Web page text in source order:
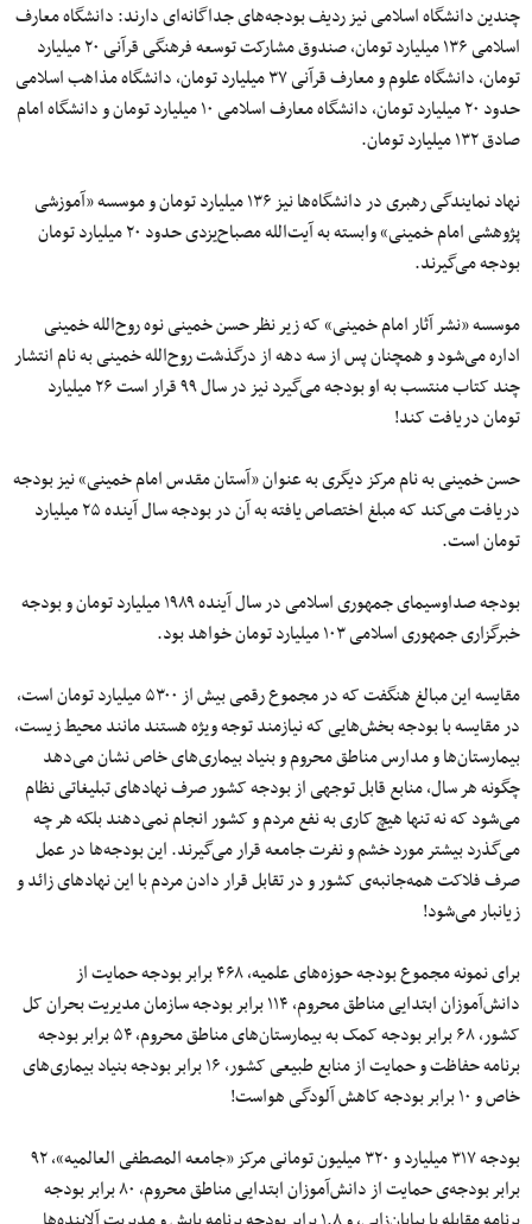
چندین دانشگاه اسلامی نیز ردیف بودجه‌های جداگانه‌ای دارند: دانشگاه معارف
اسلامی ۱۳۶ میلیارد تومان، صندوق مشارکت توسعه فرهنگی قرآنی ۲۰ میلیارد
تومان، دانشگاه علوم و معارف قرآنی ۳۷ میلیارد تومان، دانشگاه مذاهب اسلامی
حدود ۲۰ میلیارد تومان، دانشگاه معارف اسلامی ۱۰ میلیارد تومان و دانشگاه امام
صادق ۱۳۲ میلیارد تومان.
نهاد نمایندگی رهبری در دانشگاه‌ها نیز ۱۳۶ میلیارد تومان و موسسه «آموزشی
پژوهشی امام خمینی» وابسته به آیت‌الله مصباح‌یزدی حدود ۲۰ میلیارد تومان
بودجه می‌گیرند.
موسسه «نشر آثار امام خمینی» که زیر نظر حسن خمینی نوه روح‌الله خمینی
اداره می‌شود و همچنان پس از سه دهه از درگذشت روح‌الله خمینی به نام انتشار
چند کتاب منتسب به او بودجه می‌گیرد نیز در سال ۹۹ قرار است ۲۶ میلیارد
تومان دریافت کند!
حسن خمینی به نام مرکز دیگری به عنوان «آستان مقدس امام خمینی» نیز بودجه
دریافت می‌کند که مبلغ اختصاص یافته به آن در بودجه سال آینده ۲۵ میلیارد
تومان است.
بودجه صداوسیمای جمهوری اسلامی در سال آینده ۱۹۸۹ میلیارد تومان و بودجه
خبرگزاری جمهوری اسلامی ۱۰۳ میلیارد تومان خواهد بود.
مقایسه این مبالغ هنگفت که در مجموع رقمی بیش از ۵۳۰۰ میلیارد تومان است،
در مقایسه با بودجه بخش‌هایی که نیازمند توجه ویژه هستند مانند محیط زیست،
بیمارستان‌ها و مدارس مناطق محروم و بنیاد بیماری‌های خاص نشان می‌دهد
چگونه هر سال، منابع قابل توجهی از بودجه کشور صرف نهادهای تبلیغاتی نظام
می‌شود که نه تنها هیچ کاری به نفع مردم و کشور انجام نمی‌دهند بلکه هر چه
می‌گذرد بیشتر مورد خشم و نفرت جامعه قرار می‌گیرند. این بودجه‌ها در عمل
صرف فلاکت همه‌جانبه‌ی کشور و در تقابل قرار دادن مردم با این نهاد‌های زائد و
زیانبار می‌شود!
برای نمونه مجموع بودجه حوزه‌های علمیه، ۴۶۸ برابر بودجه حمایت از
دانش‌آموزان ابتدایی مناطق محروم، ۱۱۴ برابر بودجه سازمان مدیریت بحران کل
کشور، ۶۸ برابر بودجه کمک به بیمارستان‌های مناطق محروم، ۵۴ برابر بودجه
برنامه حفاظت و حمایت از منابع طبیعی کشور، ۱۶ برابر بودجه بنیاد بیماری‌های
خاص و ۱۰ برابر بودجه کاهش آلودگی هواست!
بودجه ۳۱۷ میلیارد و ۳۲۰ میلیون تومانی مرکز «جامعه المصطفی العالمیه»، ۹۲
برابر بودجه‌ی حمایت از دانش‌آموزان ابتدایی مناطق محروم، ۸۰ برابر بودجه